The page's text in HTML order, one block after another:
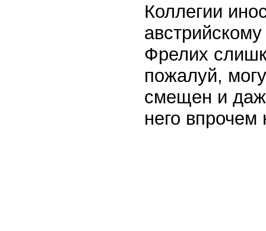
Коллегии
Фрелих
пожалуй,
смещен и
него